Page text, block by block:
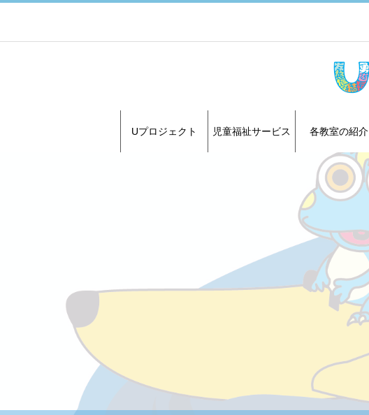
Uプロジェクト 児童福祉サービス 各教室の紹介